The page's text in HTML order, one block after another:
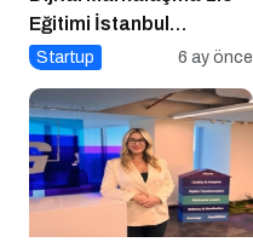
Eğitimi İstanbul
Üniversitesi’nde
Startup 6 ay önce